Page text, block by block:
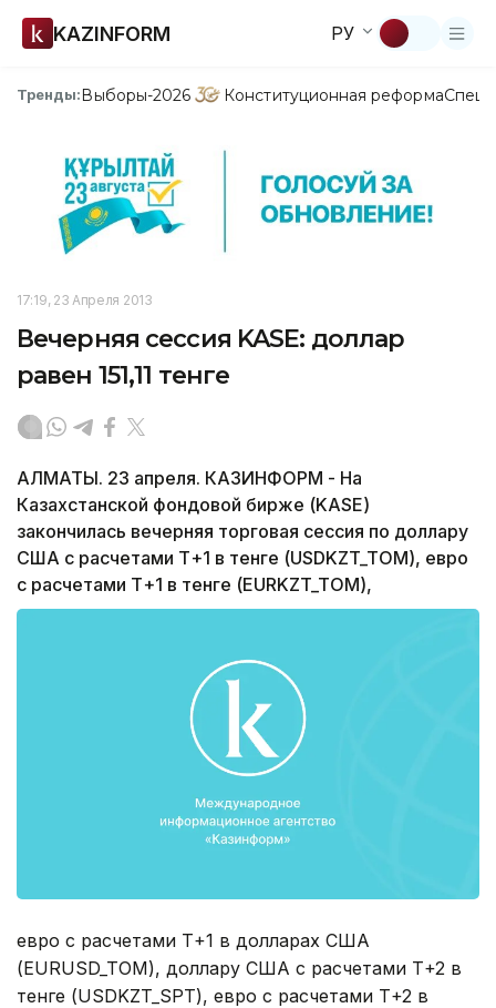
KAZINFORM РУ
Тренды:Выборы-2026 Конституционная реформа
17:19, 23 Апреля 2013
Вечерняя сессия KASE: доллар
равен 151,11 тенге
АЛМАТЫ. 23 апреля. КАЗИНФОРМ - На
Казахстанской фондовой бирже (KASE)
закончилась вечерняя торговая сессия по доллару
США с расчетами Т+1 в тенге (USDKZT_TOM), евро
с расчетами Т+1 в тенге (EURKZT_TOM),
евро с расчетами Т+1 в долларах США
(EURUSD_TOM), доллару США с расчетами Т+2 в
тенге (USDKZT_SPT), евро с расчетами Т+2 в